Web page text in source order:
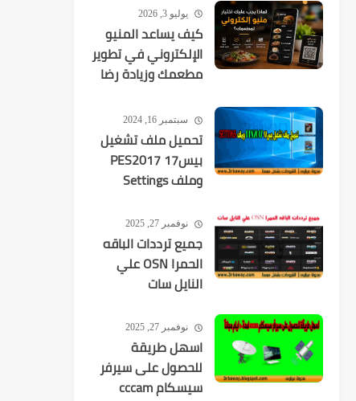
يوليو 3, 2026
كيف يساعد المنيو
الإلكتروني في تطوير
مطعمك وزيادة رضا
سبتمبر 16, 2024
تحميل ملف تشغيل
بيس17 PES2017
وملف Settings
نوفمبر 27, 2025
جميع ترددات الباقه
الحمرا OSN علي
النايل سات
نوفمبر 27, 2025
اسهل طريقة
للحصول على سيرفر
سيسكام cccam